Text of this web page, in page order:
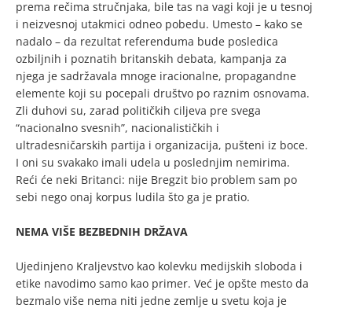
prema rečima stručnjaka, bile tas na vagi koji je u tesnoj
i neizvesnoj utakmici odneo pobedu. Umesto – kako se
nadalo – da rezultat referenduma bude posledica
ozbiljnih i poznatih britanskih debata, kampanja za
njega je sadržavala mnoge iracionalne, propagandne
elemente koji su pocepali društvo po raznim osnovama.
Zli duhovi su, zarad političkih ciljeva pre svega
“nacionalno svesnih”, nacionalističkih i
ultradesničarskih partija i organizacija, pušteni iz boce.
I oni su svakako imali udela u poslednjim nemirima.
Reći će neki Britanci: nije Bregzit bio problem sam po
sebi nego onaj korpus ludila što ga je pratio.
NEMA VIŠE BEZBEDNIH DRŽAVA
Ujedinjeno Kraljevstvo kao kolevku medijskih sloboda i
etike navodimo samo kao primer. Već je opšte mesto da
bezmalo više nema niti jedne zemlje u svetu koja je